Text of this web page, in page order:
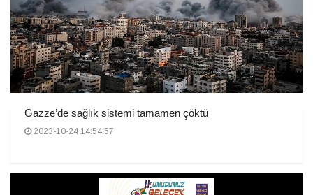
Gazze’de sağlık sistemi tamamen çöktü
2023-10-24 14:54:57